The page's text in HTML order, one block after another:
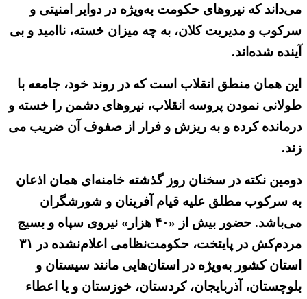
می‌داند که نیروهای حکومت به‌ویژه در دوایر امنیتی و
سرکوب و مدیریت کلان، به چه میزان خسته، ناامید و بی
آینده شده‌اند.
این همان منطق انقلاب است که در روند خود، جامعه با
طولانی نمودن پروسه انقلاب، نیروهای دشمن را خسته و
درمانده کرده و به ریزش و فرار از صفوف آن ضریب می
زند.
دومین نکته در سخنان روز گذشته خامنه‌ای همان اذعان
به سرکوب مطلق علیه قیام آفرینان و شورشگران
می‌باشد. حضور بیش از «۴۰ هزار» نیروی سپاه و بسیج
مردم‌کش در پایتخت، حکومت‌نظامی اعلام‌نشده در ۳۱
استان کشور به‌ویژه در استان‌هایی مانند سیستان و
بلوچستان، آذربایجان، کردستان، خوزستان و یا اعطاء